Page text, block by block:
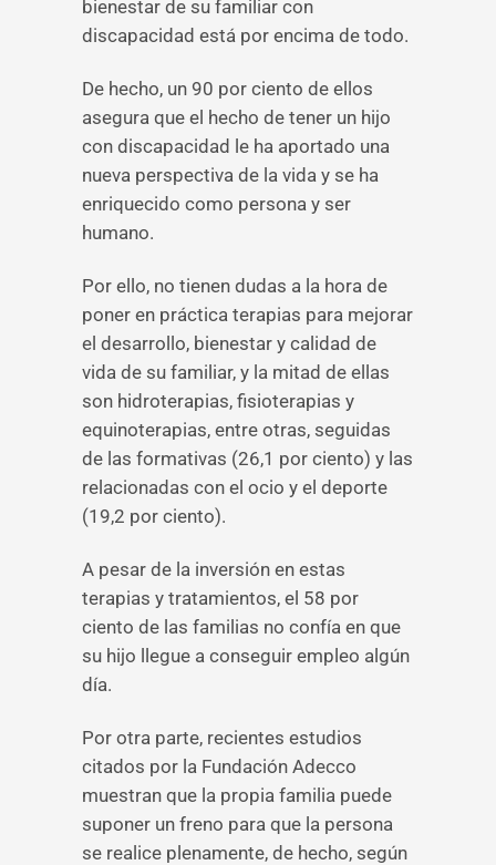
bienestar de su familiar con
discapacidad está por encima de todo.
De hecho, un 90 por ciento de ellos
asegura que el hecho de tener un hijo
con discapacidad le ha aportado una
nueva perspectiva de la vida y se ha
enriquecido como persona y ser
humano.
Por ello, no tienen dudas a la hora de
poner en práctica terapias para mejorar
el desarrollo, bienestar y calidad de
vida de su familiar, y la mitad de ellas
son hidroterapias, fisioterapias y
equinoterapias, entre otras, seguidas
de las formativas (26,1 por ciento) y las
relacionadas con el ocio y el deporte
(19,2 por ciento).
A pesar de la inversión en estas
terapias y tratamientos, el 58 por
ciento de las familias no confía en que
su hijo llegue a conseguir empleo algún
día.
Por otra parte, recientes estudios
citados por la Fundación Adecco
muestran que la propia familia puede
suponer un freno para que la persona
se realice plenamente, de hecho, según